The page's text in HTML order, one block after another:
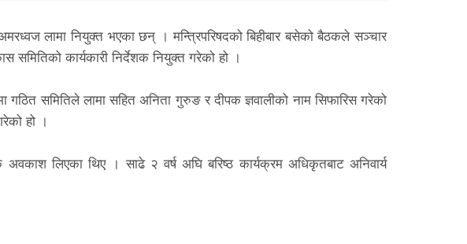
लामा नियुक्त भएका छन् । मन्त्रिपरिषदको बिहीबार बसेको बैठकले सञ्चार
समितिको कार्यकारी निर्देशक नियुक्त गरेको हो ।
गठित समितिले लामा सहित अनिता गुरुङ र दीपक ज्ञवालीको नाम सिफारिस गरेको
हो ।
अवकाश लिएका थिए । साढे २ वर्ष अघि बरिष्ठ कार्यक्रम अधिकृतबाट अनिवार्य